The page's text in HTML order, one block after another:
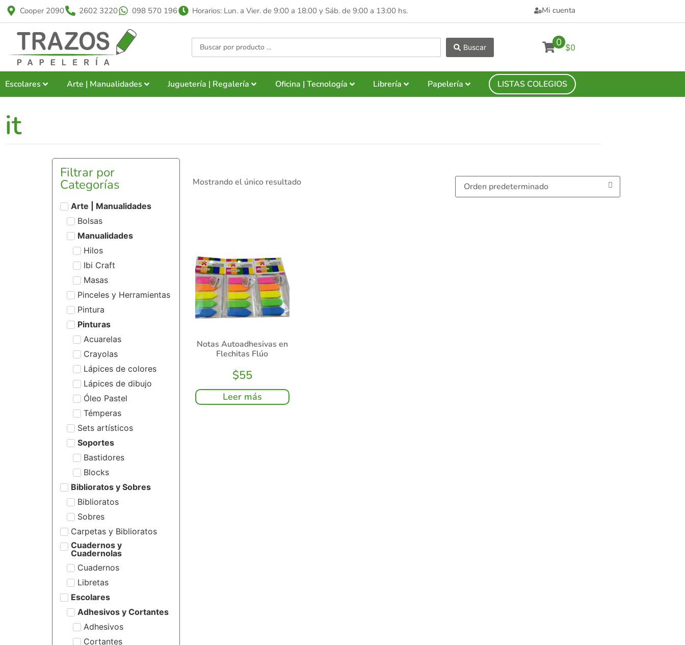
Cooper 2090 2602 3220 098 570 196 Horarios: Lun. a Vier. de 9:00 a 18:00 y Sáb. de 9:00 a 13:00 hs. Mi cuenta
Buscar 0 $0
Escolares Arte | Manualidades Juguetería | Regalería Oficina | Tecnología Librería Papelería LISTAS COLEGIOS
it
Filtrar por
Categorías
Arte | Manualidades
Bolsas
Manualidades
Hilos
Ibi Craft
Masas
Pinceles y Herramientas
Pintura
Pinturas
Acuarelas
Crayolas
Lápices de colores
Lápices de dibujo
Óleo Pastel
Témperas
Sets artísticos
Soportes
Bastidores
Blocks
Biblioratos y Sobres
Biblioratos
Sobres
Carpetas y Biblioratos
Cuadernos y
Cuadernolas
Cuadernos
Libretas
Escolares
Adhesivos y Cortantes
Adhesivos
Cortantes
Mostrando el único resultado
Notas Autoadhesivas en
Flechitas Flúo
$55
Leer más